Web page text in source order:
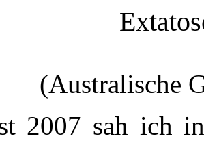
(Australische
2007 sah ich